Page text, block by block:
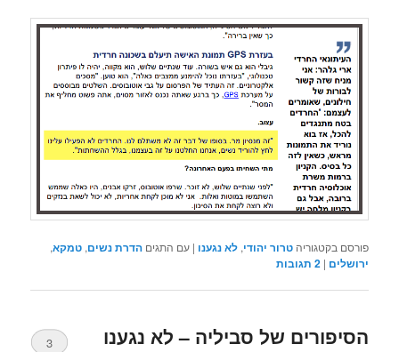
פורסם בקטגוריה טרור יהודי,לא נגענו |עם התגים הדרת נשים,טמקא,
ירושלים |
2 תגובות
הסיפורים של סביליה – לא נגענו 3